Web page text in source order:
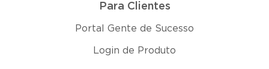
Para Clientes
Portal Gente de Sucesso
Login de Produto